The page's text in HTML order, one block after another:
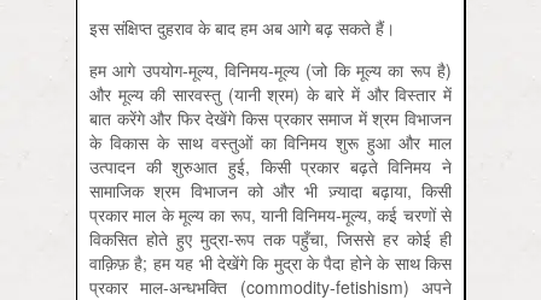
इस संक्षिप्त दुहराव के बाद हम अब आगे बढ़ सकते हैं।
हम आगे उपयोग-मूल्य, विनिमय-मूल्य (जो कि मूल्य का रूप है)
और मूल्य की सारवस्तु (यानी श्रम) के बारे में और विस्तार में
बात करेंगे और फिर देखेंगे किस प्रकार समाज में श्रम विभाजन
के विकास के साथ वस्तुओं का विनिमय शुरू हुआ और माल
उत्पादन की शुरुआत हुई, किसी प्रकार बढ़ते विनिमय ने
सामाजिक श्रम विभाजन को और भी ज़्यादा बढ़ाया, किसी
प्रकार माल के मूल्य का रूप, यानी विनिमय-मूल्य, कई चरणों से
विकसित होते हुए मुद्रा-रूप तक पहुँचा, जिससे हर कोई ही
वाक़िफ़ है; हम यह भी देखेंगे कि मुद्रा के पैदा होने के साथ किस
प्रकार माल-अन्धभक्ति (commodity-fetishism) अपने